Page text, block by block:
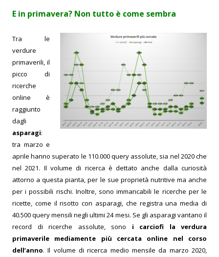
E in primavera? Non tutto è come sembra
Tra le
verdure
primaverili, il
picco di
ricerche
online è
raggiunto
dagli
asparagi:
tra marzo e
aprile hanno superato le 110.000 query assolute, sia nel 2020 che
nel 2021. Il volume di ricerca è dettato anche dalla curiosità
attorno a questa pianta, per le sue proprietà nutritive ma anche
per i possibili rischi. Inoltre, sono immancabili le ricerche per le
ricette, come il risotto con asparagi, che registra una media di
40.500 query mensili negli ultimi 24 mesi. Se gli asparagi vantano il
record di ricerche assolute, sono i carciofi la verdura
primaverile mediamente più cercata online nel corso
dell’anno. Il volume di ricerca medio mensile da marzo 2020,